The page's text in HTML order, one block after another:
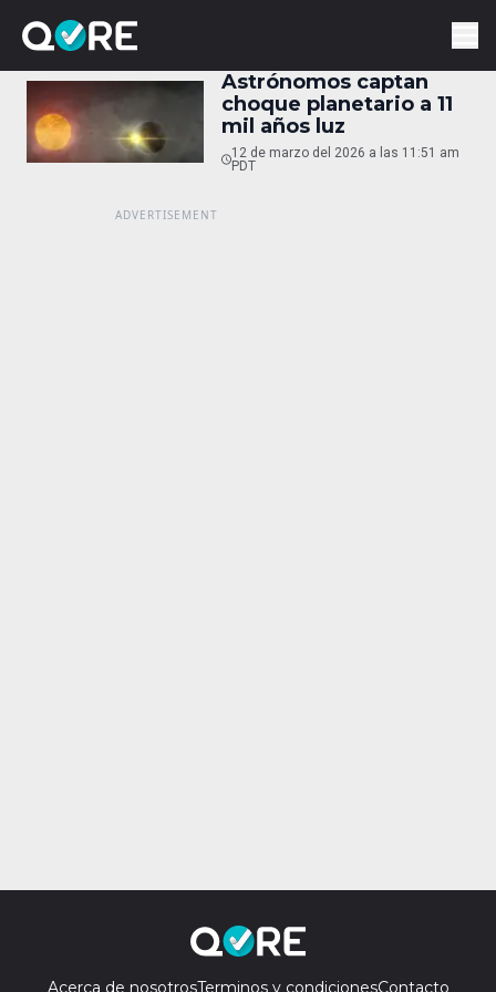
Astrónomos captan
choque planetario a 11
mil años luz
12 de marzo del 2026 a las 11:51 am
PDT
Acerca de nosotrosTerminos y condicionesContacto